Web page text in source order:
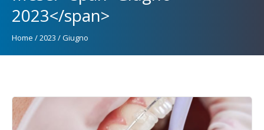
2023</span>
Home /2023 /Giugno